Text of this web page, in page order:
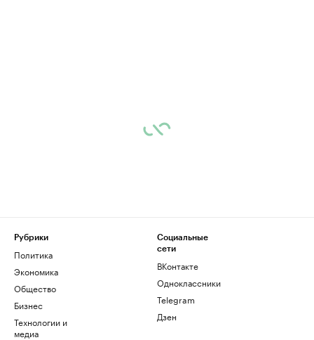
Рубрики
Политика
Экономика
Общество
Бизнес
Технологии и
медиа
Социальные
сети
ВКонтакте
Одноклассники
Telegram
Дзен